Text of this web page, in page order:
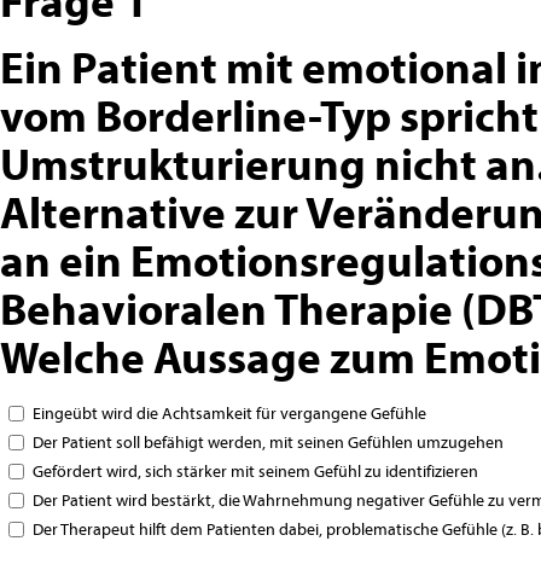
Ein Patient mit emotional
vom Borderline-Typ
Umstrukturierung nicht
Alternative zur
an ein
Behavioralen Therapie
Welche Aussage zum
Eingeübt wird die Achtsamkeit für vergangene Gefühle
Der Patient soll befähigt werden, mit seinen Gefühlen umzugehen
Gefördert wird, sich stärker mit seinem Gefühl zu identifizieren
Der Patient wird bestärkt, die Wahrnehmung negativer Gefühle zu
Der Therapeut hilft dem Patienten dabei, problematische Gefühle (z.